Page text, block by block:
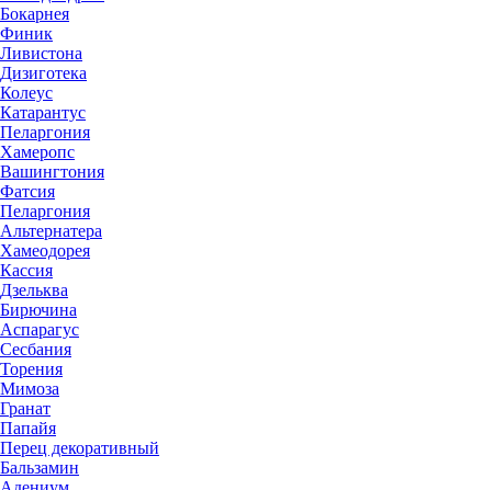
Бокарнея
Финик
Ливистона
Дизиготека
Колеус
Катарантус
Пеларгония
Хамеропс
Вашингтония
Фатсия
Пеларгония
Альтернатера
Хамеодорея
Кассия
Дзельква
Бирючина
Аспарагус
Сесбания
Торения
Мимоза
Гранат
Папайя
Перец декоративный
Бальзамин